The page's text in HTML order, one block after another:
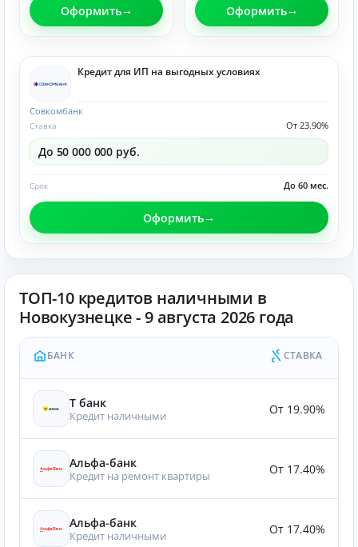
Оформить Оформить
Кредит для ИП на выгодных условиях
Совкомбанк
От 23.90%
Ставка
До 50 000 000 руб.
До 60 мес.
Срок
Оформить
ТОП-10 кредитов наличными в
Новокузнецке - 9 августа 2026 года
БАНК СТАВКА
Т банк
Кредит наличными От 19.90%
Альфа-банк
Кредит на ремонт квартиры От 17.40%
Альфа-банк
Кредит наличными От 17.40%